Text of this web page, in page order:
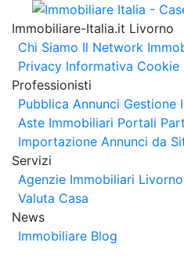
Immobiliare-Italia.it Livorno
Chi Siamo Il Network
Privacy Informativa Cookie
Professionisti
Pubblica Annunci Gestione
Aste Immobiliari Portali
Importazione Annunci da
Servizi
Agenzie Immobiliari Livorno
Valuta Casa
News
Immobiliare Blog